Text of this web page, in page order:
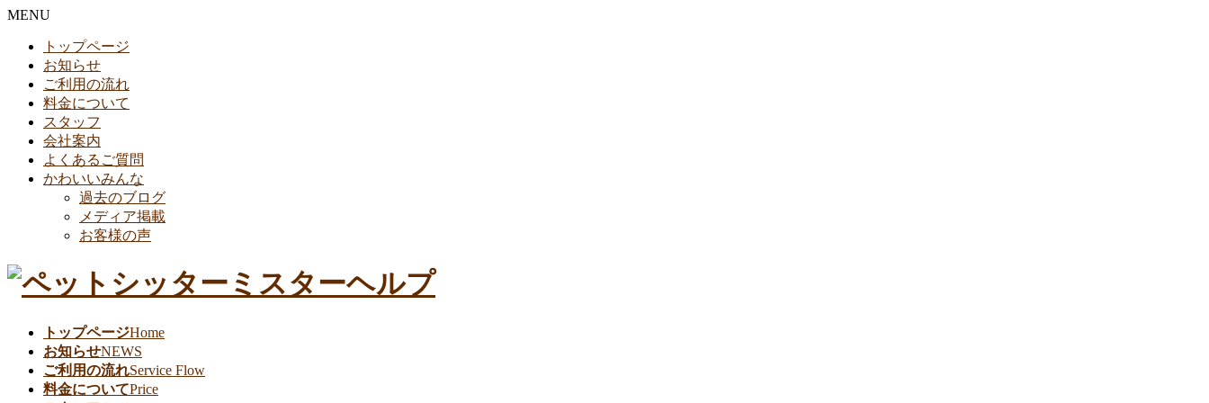
MENU
トップページ
お知らせ
ご利用の流れ
料金について
スタッフ
会社案内
よくあるご質問
かわいいみんな
過去のブログ
メディア掲載
お客様の声
トップページHome
お知らせNEWS
ご利用の流れService Flow
料金についてPrice